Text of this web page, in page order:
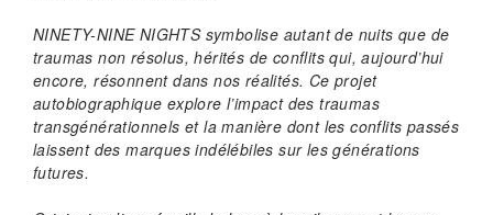
NINETY-NINE NIGHTS symbolise autant de nuits que de
traumas non résolus, hérités de conflits qui, aujourd’hui
encore, résonnent dans nos réalités. Ce projet
autobiographique explore l’impact des traumas
transgénérationnels et la manière dont les conflits passés
laissent des marques indélébiles sur les générations
futures.